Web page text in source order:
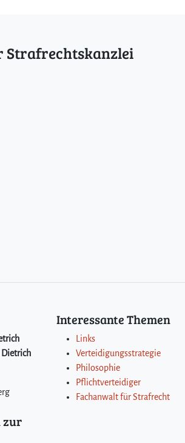
Strafrechtskanzlei
Dietrich
Interessante Themen
Links
Verteidigungsstrategie
Philosophie
Pflichtverteidiger
Fachanwalt für Strafrecht
zur